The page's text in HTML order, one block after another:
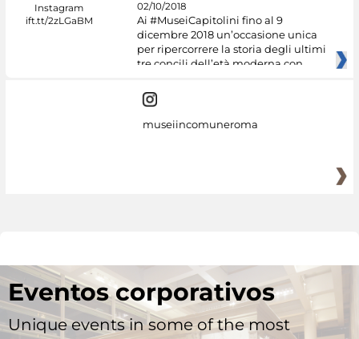
02/10/2018
Ai #MuseiCapitolini fino al 9
dicembre 2018 un’occasione unica
per ripercorrere la storia degli ultimi
tre concili dell’età moderna con
museiincomuneroma
Eventos corporativos
Unique events in some of the most